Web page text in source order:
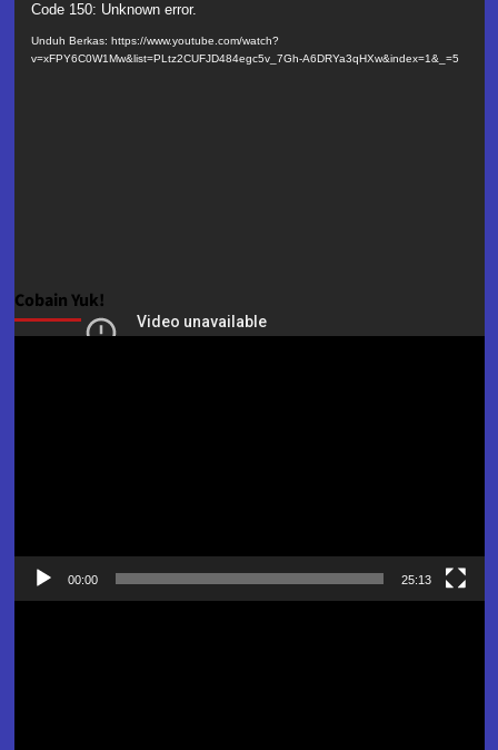
Pemutar
Video
Code 150: Unknown error.
Unduh Berkas: https://www.youtube.com/watch?
v=xFPY6C0W1Mw&list=PLtz2CUFJD484egc5v_7Gh-A6DRYa3qHXw&index=1&_=5
Cobain Yuk!
00:00 25:13